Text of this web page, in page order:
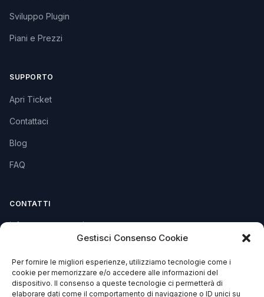
Gestisci Consenso Cookie
Per fornire le migliori esperienze, utilizziamo tecnologie come i
cookie per memorizzare e/o accedere alle informazioni del
dispositivo. Il consenso a queste tecnologie ci permetterà di
elaborare dati come il comportamento di navigazione o ID unici su
Sviluppo Plugin
Piani e Prezzi
SUPPORTO
Apri Ticket
Contattaci
Blog
FAQ
CONTATTI
info@soccorsowp.it
PEC: gtechgroup@pec.it
Privacy Policy